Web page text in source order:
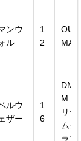
ンウ
ル
1
2
OU
MA
ルウ
ェザー
1
6
DM
Mド
リー
ムク
ラブ